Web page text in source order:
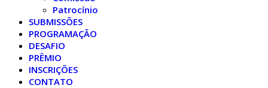
Patrocínio
SUBMISSÕES
PROGRAMAÇÃO
DESAFIO
PRÊMIO
INSCRIÇÕES
CONTATO